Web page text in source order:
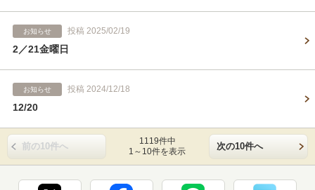
お知らせ 投稿 2025/02/19
2／21金曜日
お知らせ 投稿 2024/12/18
12/20
前の10件へ
1119件中
1～10件を表示
次の10件へ